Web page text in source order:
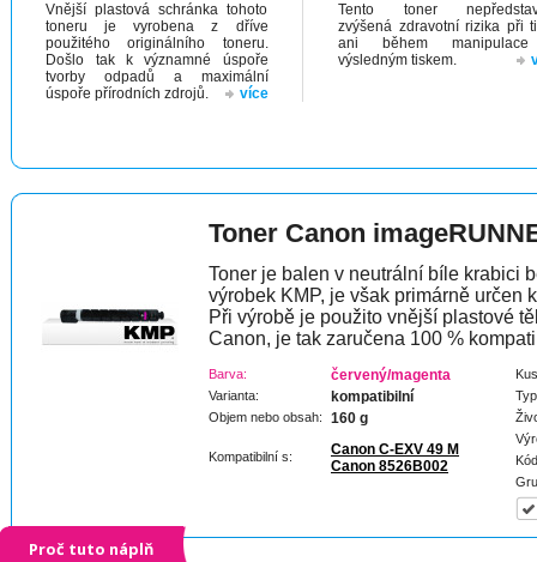
Vnější plastová schránka tohoto
toneru je vyrobena z dříve
použitého originálního toneru.
Došlo tak k významné úspoře
tvorby odpadů a maximální
úspoře přírodních zdrojů.
více
Tento toner
zvýšená zdravotní rizika při
ani během
výsledným tiskem.
Toner Canon
Toner je balen v neutrální bíle krabici
výrobek KMP, je však primárně určen
Při výrobě je použito vnější plastové
Canon, je tak zaručena 100 %
Barva: červený/magenta
Varianta: kompatibilní
Objem nebo obsah: 160 g
Kompatibilní s:
Canon C-EXV 49 M
Canon 8526B002
Proč tuto náplň